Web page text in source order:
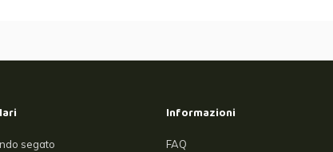
segato
Informazioni
FAQ